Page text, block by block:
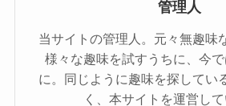
管理人
当サイトの管理人。元々無趣味
様々な趣味を試すうちに、今
に。同じように趣味を探してい
く、本サイトを運営して